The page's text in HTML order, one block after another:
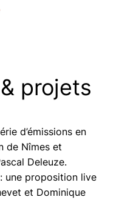
projets
d’émissions en
de Nîmes et
Deleuze.
: une proposition live
et Dominique